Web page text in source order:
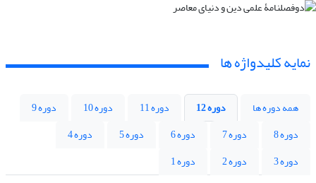
نمایه کلیدواژه ها
همه دوره ها دوره 12 دوره 11 دوره 10
دوره 9
دوره 8
دوره 7 دوره 6 دوره 5
دوره 4
دوره 3
دوره 2
دوره 1